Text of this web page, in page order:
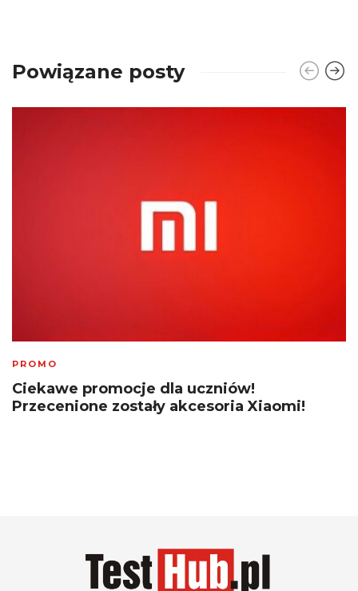
Powiązane posty
PROMO
Ciekawe promocje dla uczniów!
Przecenione zostały akcesoria Xiaomi!